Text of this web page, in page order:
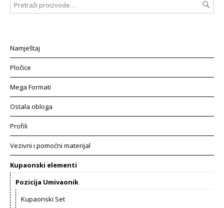
Namještaj
Pločice
Mega Formati
Ostala obloga
Profili
Vezivni i pomoćni materijal
Kupaonski elementi
Pozicija Umivaonik
Kupaonski Set